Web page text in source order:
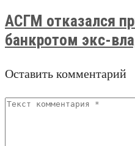
АСГМ отказался
банкротом экс-
Оставить комментарий